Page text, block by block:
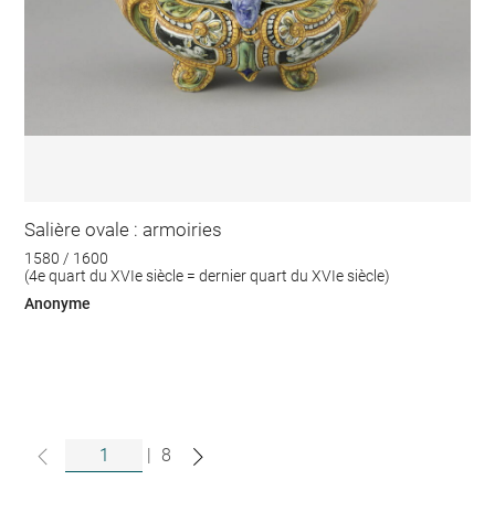
Salière ovale : armoiries
1580 / 1600
(4e quart du XVIe siècle = dernier quart du XVIe siècle)
Anonyme
8